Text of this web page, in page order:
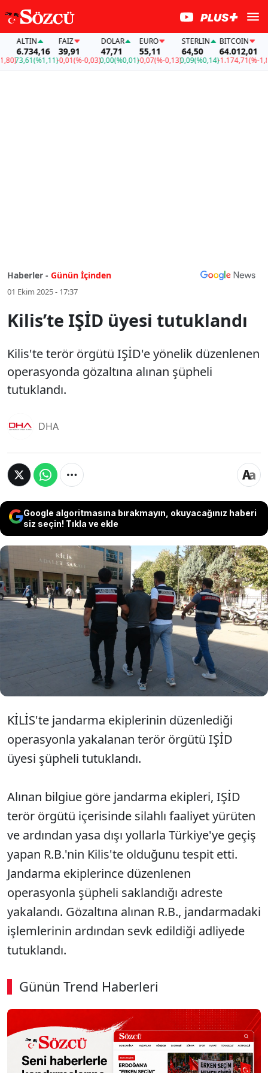
ALTIN
6.734,16
73,61(%1,11)
FAİZ
39,91
-0,01(%-0,03)
DOLAR
47,71
0,00(%0,01)
EURO
55,11
-0,07(%-0,13)
STERLIN
64,50
0,09(%0,14)
BITCOIN
64.012,01
-1.174,71(%-1,80)
Haberler - Günün İçinden
01 Ekim 2025 - 17:37
Kilis’te IŞİD üyesi tutuklandı
Kilis'te terör örgütü IŞİD'e yönelik düzenlenen
operasyonda gözaltına alınan şüpheli
tutuklandı.
DHA
Google algoritmasına bırakmayın, okuyacağınız haberi
siz seçin! Tıkla ve ekle
Kilis'te terör örgütü IŞİD'e yönelik
düzenlenen operasyonda gözaltına
alınan şüpheli tutuklandı.
KİLİS'te jandarma ekiplerinin düzenlediği
operasyonla yakalanan terör örgütü IŞİD
üyesi şüpheli tutuklandı.
Alınan bilgiue göre jandarma ekipleri, IŞİD
terör örgütü içerisinde silahlı faaliyet yürüten
ve ardından yasa dışı yollarla Türkiye'ye geçiş
yapan R.B.'nin Kilis'te olduğunu tespit etti.
Jandarma ekiplerince düzenlenen
operasyonla şüpheli saklandığı adreste
yakalandı. Gözaltına alınan R.B., jandarmadaki
işlemlerinin ardından sevk edildiği adliyede
tutuklandı.
Günün Trend Haberleri